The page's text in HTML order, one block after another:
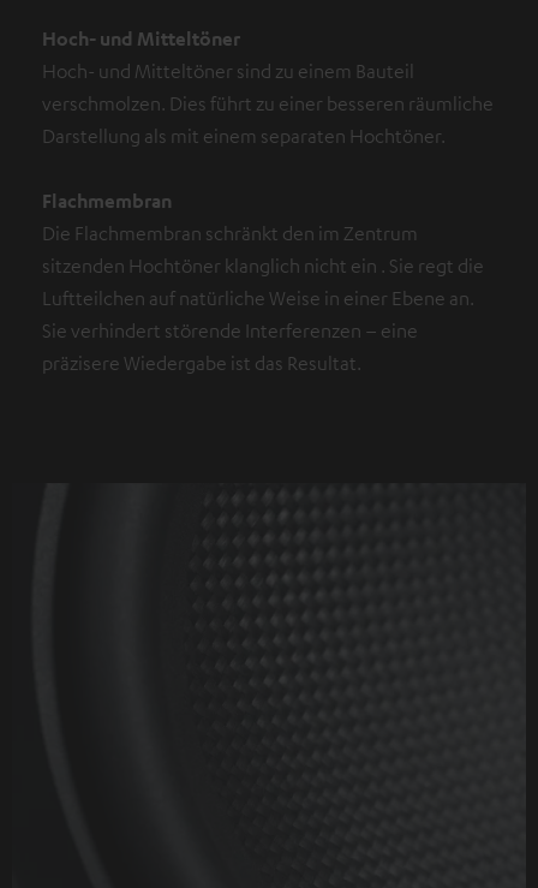
Hoch- und Mitteltöner
Hoch- und Mitteltöner sind zu einem Bauteil
verschmolzen. Dies führt zu einer besseren räumliche
Darstellung als mit einem separaten Hochtöner.
Flachmembran
Die Flachmembran schränkt den im Zentrum
sitzenden Hochtöner klanglich nicht ein . Sie regt die
Luftteilchen auf natürliche Weise in einer Ebene an.
Sie verhindert störende Interferenzen – eine
präzisere Wiedergabe ist das Resultat.